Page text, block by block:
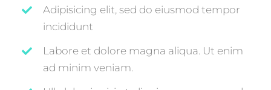
Adipisicing elit, sed do eiusmod tempor
incididunt
Labore et dolore magna aliqua. Ut enim
ad minim veniam.